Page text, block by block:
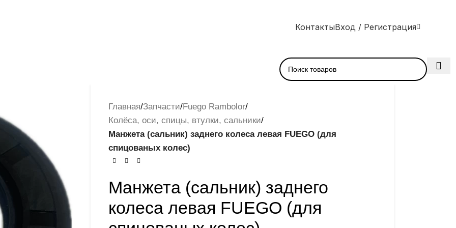
КонтактыВход / Регистрация
Главная/Запчасти/Fuego Rambolor/
Колёса, оси, спицы, втулки, сальники/
Манжета (сальник) заднего колеса левая FUEGO (для
спицованых колес)
Манжета (сальник) заднего
колеса левая FUEGO (для